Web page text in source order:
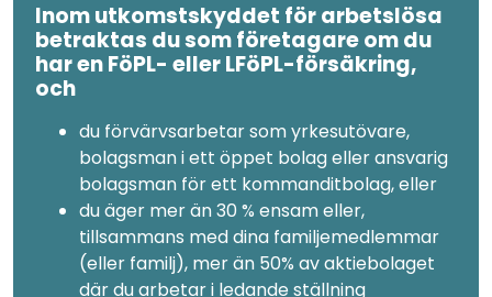
Inom utkomstskyddet för arbetslösa
betraktas du som företagare om du
har en FöPL- eller LFöPL-försäkring,
och
du förvärvsarbetar som yrkesutövare,
bolagsman i ett öppet bolag eller ansvarig
bolagsman för ett kommanditbolag, eller
du äger mer än 30 % ensam eller,
tillsammans med dina familjemedlemmar
(eller familj), mer än 50% av aktiebolaget
där du arbetar i ledande ställning